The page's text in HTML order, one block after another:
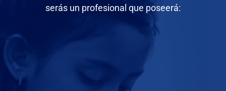
serás un profesional que poseerá: